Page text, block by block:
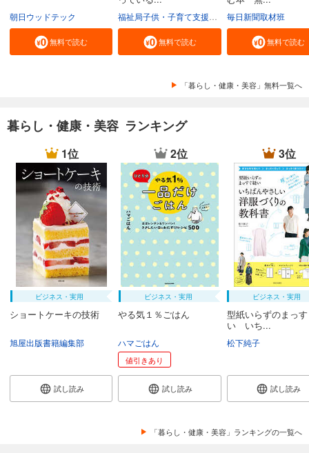
朝日ウッドテック
無料で読む
東京都
無料で読む
毎日新聞取材班
無料で読む
「暮らし・健康・美容」無料一覧へ
暮らし・健康・美容 ランキング
1位
ビジネス・実用
ショートケーキの技術
旭屋出版書籍編集部
試し読み
2位
ビジネス・実用
やる気１％ごはん
ハマごはん
値引きあり
試し読み
3位
ビジネス・実用
型紙いらずのまっ
い いち...
松下純子
試し読み
「暮らし・健康・美容」ランキングの一覧へ